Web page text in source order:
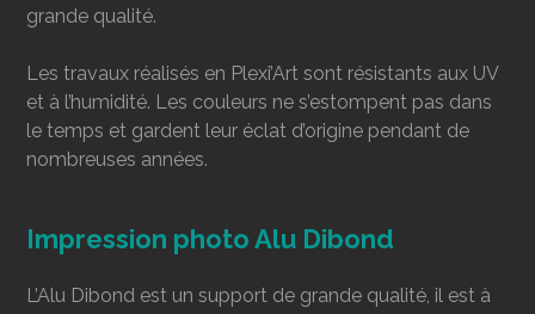
grande qualité.
Les travaux réalisés en Plexi’Art sont résistants aux UV
et à l’humidité. Les couleurs ne s’estompent pas dans
le temps et gardent leur éclat d’origine pendant de
nombreuses années.
Impression photo Alu Dibond
L’Alu Dibond est un support de grande qualité, il est à